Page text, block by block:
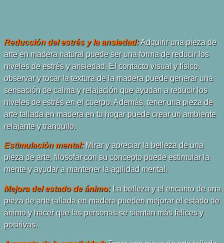
Reducción del estrés y la ansiedad:Adquirir una pieza de
arte en madera natural puede ser una forma de reducir los
niveles de estrés y ansiedad, El contacto visual y físico,
observar y tocar la textura de la madera puede generar una
sensación de calma y relajación que ayudan a reducir los
niveles de estrés en el cuerpo. Además, tener una pieza de
arte tallada en madera en tu hogar puede crear un ambiente
relajante y tranquilo.
Estimulación mental: Mirar y apreciar la belleza de una
pieza de arte, filosofar con su concepto puede estimular la
mente y ayudar a mantener la agilidad mental.
Mejora del estado de ánimo: La belleza y el encanto de una
pieza de arte tallada en madera pueden mejorar el estado de
ánimo y hacer que las personas se sientan más felices y
positivas.